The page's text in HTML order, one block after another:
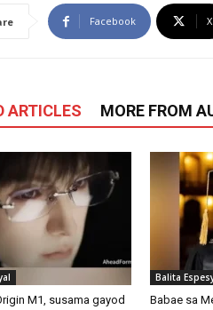
Facebook X
ARTICLES MORE FROM
M1, susama gayod
Balita
Babae sa